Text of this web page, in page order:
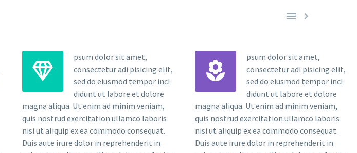
 


psum dolor sit amet,
consectetur adi pisicing elit,
sed do eiusmod tempor inci
didunt ut labore et dolore
magna aliqua. Ut enim ad minim veniam,
quis nostrud exercitation ullamco laboris
nisi ut aliquip ex ea commodo consequat.
Duis aute irure dolor in reprehenderit in


psum dolor sit amet,
consectetur adi pisicing elit,
sed do eiusmod tempor inci
didunt ut labore et dolore
magna aliqua. Ut enim ad minim veniam,
quis nostrud exercitation ullamco laboris
nisi ut aliquip ex ea commodo consequat.
Duis aute irure dolor in reprehenderit in